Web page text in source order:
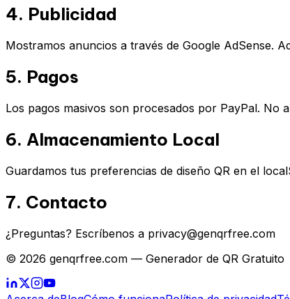
4. Publicidad
Mostramos anuncios a través de Google AdSense.
5. Pagos
Los pagos masivos son procesados por PayPal. No
6. Almacenamiento Local
Guardamos tus preferencias de diseño QR en el
7. Contacto
¿Preguntas? Escríbenos a privacy@genqrfree.com
© 2026 genqrfree.com — Generador de QR Gratuito